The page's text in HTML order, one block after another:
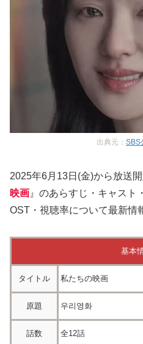
出典元： SBS
2025年6月13日(金)から放送
映画 』のあらすじ・キャスト
OST・視聴率について最新情
基本
タイトル 私たちの映画
原題 우리영화
話数 全12話